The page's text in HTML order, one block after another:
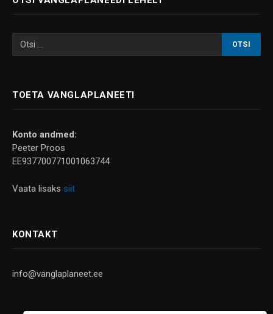
TOETA VANGLAPLANEETI
Konto andmed:
Peeter Proos
EE937700771001063744
Vaata lisaks siit
KONTAKT
info@vanglaplaneet.ee